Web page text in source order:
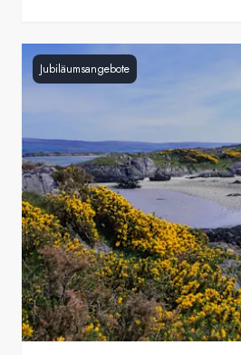
Jubiläumsangebote